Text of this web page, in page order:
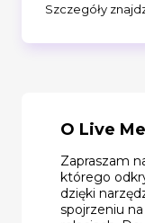
Szczegóły
O Live
Zapraszam
którego
dzięki
spojrzeniu